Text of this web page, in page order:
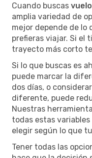
Cuando buscas
amplia variedad de
mejor depende de lo
prefieras viajar. Si el
trayecto más corto
Si lo que buscas es
puede marcar la
dos días, o
diferente, puede
Nuestras
todas estas
elegir según lo que
Tener todas las